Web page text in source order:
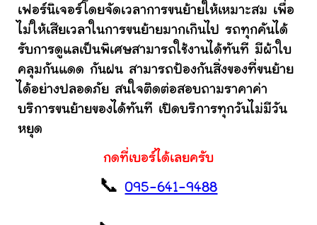
เฟอร์นิเจอร์โดยจัดเวลาการขนย้ายให้เหมาะสม เพื่อ
ไม่ให้เสียเวลาในการขนย้ายมากเกินไป รถทุกคันได้
รับการดูแลเป็นพิเศษสามารถใช้งานได้ทันที มีผ้าใบ
คลุมกันแดด กันฝน สามารถป้องกันสิ่งของที่ขนย้าย
ได้อย่างปลอดภัย สนใจติดต่อสอบถามราคาค่า
บริการขนย้ายของได้ทันที เปิดบริการทุกวันไม่มีวัน
หยุด
กดที่เบอร์ได้เลยครับ
📞095-641-9488